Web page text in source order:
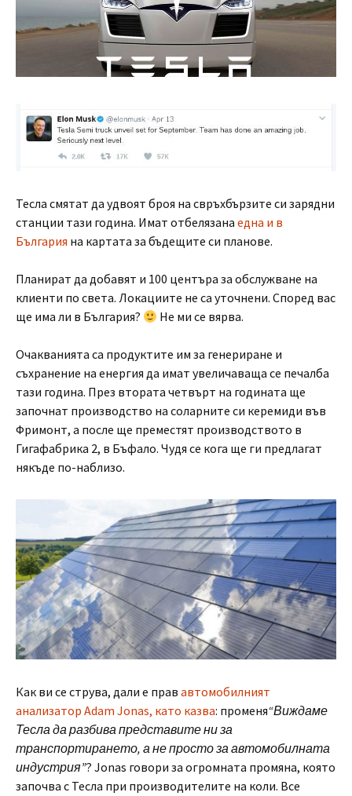
Тесла смятат да удвоят броя на свръхбързите си зарядни
станции тази година. Имат отбелязана една и в
България на картата за бъдещите си планове.
Планират да добавят и 100 центъра за обслужване на
клиенти по света. Локациите не са уточнени. Според вас
ще има ли в България?
Не ми се вярва.
Очакванията са продуктите им за генериране и
съхранение на енергия да имат увеличаваща се печалба
тази година. През втората четвърт на годината ще
започнат производство на соларните си керемиди във
Фримонт, а после ще преместят производството в
Гигафабрика 2, в Бъфало. Чудя се кога ще ги предлагат
някъде по-наблизо.
Как ви се струва, дали е прав автомобилният
анализатор Adam Jonas, като казва: променя“Виждаме
Тесла да разбива представите ни за
транспортирането, а не просто за автомобилната
индустрия”? Jonas говори за огромната промяна, която
започва с Тесла при производителите на коли. Все